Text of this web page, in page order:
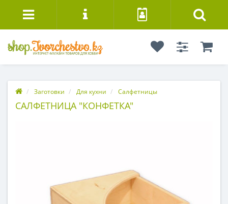
Заготовки Для кухни Салфетницы
САЛФЕТНИЦА "КОНФЕТКА"